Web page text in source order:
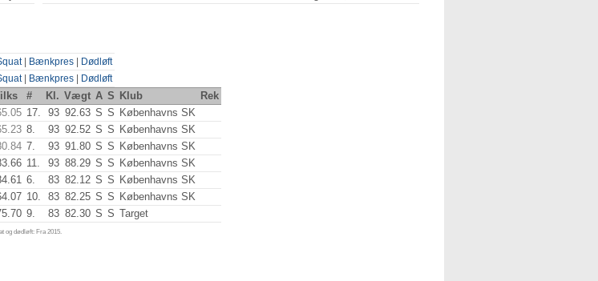
| Bænkpres
Dødløft
| Bænkpres Dødløft
# Kl. Vægt A S Klub
Rek
17. 93 92.63 S S Københavns SK
8. 93 92.52 S S Københavns SK
7. 93 91.80 S S Københavns SK
11. 93 88.29 S S Københavns SK
6. 83 82.12 S S Københavns SK
10. 83 82.25 S S Københavns SK
9. 83 82.30 S S Target
og dødløft: Fra 2015.